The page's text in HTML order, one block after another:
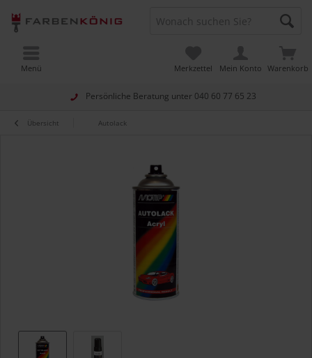
Persönliche Beratung unter 040 60 77 65 23
Warenkorb
Merkzettel Mein Konto
Menü
Übersicht Autolack